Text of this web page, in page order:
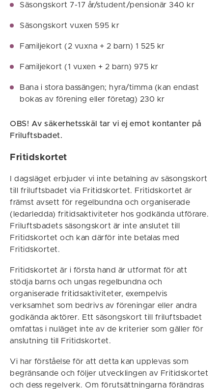
Säsongskort 7-17 år/student/pensionär 340 kr
Säsongskort vuxen 595 kr
Familjekort (2 vuxna + 2 barn) 1 525 kr
Familjekort (1 vuxen + 2 barn) 975 kr
Bana i stora bassängen; hyra/timma (kan endast
bokas av förening eller företag) 230 kr
OBS! Av säkerhetsskäl tar vi ej emot kontanter på
Friluftsbadet.
Fritidskortet
I dagsläget erbjuder vi inte betalning av säsongskort
till friluftsbadet via Fritidskortet. Fritidskortet är
främst avsett för regelbundna och organiserade
(ledarledda) fritidsaktiviteter hos godkända utförare.
Friluftsbadets säsongskort är inte anslutet till
Fritidskortet och kan därför inte betalas med
Fritidskortet.
Fritidskortet är i första hand är utformat för att
stödja barns och ungas regelbundna och
organiserade fritidsaktiviteter, exempelvis
verksamhet som bedrivs av föreningar eller andra
godkända aktörer. Ett säsongskort till friluftsbadet
omfattas i nuläget inte av de kriterier som gäller för
anslutning till Fritidskortet.
Vi har förståelse för att detta kan upplevas som
begränsande och följer utvecklingen av Fritidskortet
och dess regelverk. Om förutsättningarna förändras